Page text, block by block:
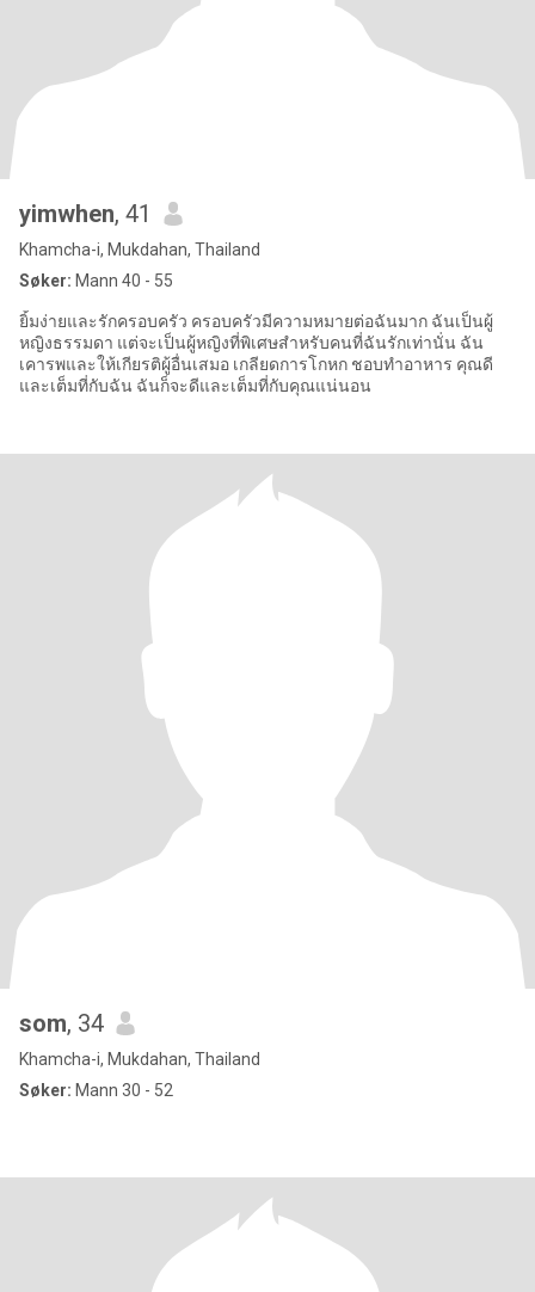
yimwhen, 41
Khamcha-i, Mukdahan, Thailand
Søker: Mann 40 - 55
ยิ้มง่ายและรักครอบครัว ครอบครัวมีความหมายต่อฉันมาก ฉันเป็นผู้
หญิงธรรมดา แต่จะเป็นผู้หญิงที่พิเศษสำหรับคนที่ฉันรักเท่านั่น ฉัน
เคารพและให้เกียรติผู้อื่นเสมอ เกลียดการโกหก ชอบทำอาหาร คุณดี
และเต็มที่กับฉัน ฉันก็จะดีและเต็มที่กับคุณแน่นอน
som, 34
Khamcha-i, Mukdahan, Thailand
Søker: Mann 30 - 52